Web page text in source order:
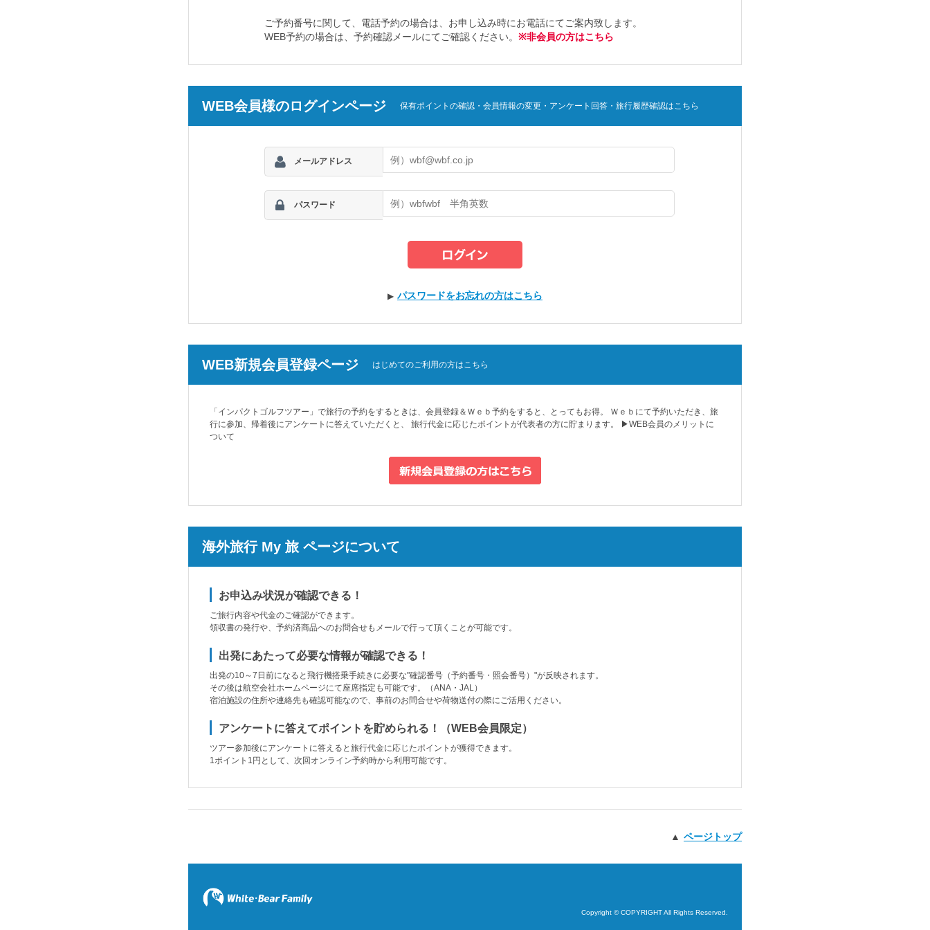
ご予約番号に関して、電話予約の場合は、お申し込み時にお電話にてご案内致します。
WEB予約の場合は、予約確認メールにてご確認ください。 ※非会員の方はこちら
WEB会員様のログインページ 保有ポイントの確認・会員情報の変更・アンケート回答・旅行履歴確認はこちら
メールアドレス
パスワード
▶ パスワードをお忘れの方はこちら
WEB新規会員登録ページ はじめてのご利用の方はこちら
「インパクトゴルフツアー」で旅行の予約をするときは、会員登録＆Ｗｅｂ予約をすると、とってもお得。 Ｗｅｂにて予約いただき、旅
行に参加、帰着後にアンケートに答えていただくと、 旅行代金に応じたポイントが代表者の方に貯まります。 ▶WEB会員のメリットに
ついて
海外旅行 My 旅 ページについて
お申込み状況が確認できる！
ご旅行内容や代金のご確認ができます。
領収書の発行や、予約済商品へのお問合せもメールで行って頂くことが可能です。
出発にあたって必要な情報が確認できる！
出発の10～7日前になると飛行機搭乗手続きに必要な"確認番号（予約番号・照会番号）"が反映されます。
その後は航空会社ホームページにて座席指定も可能です。（ANA・JAL）
宿泊施設の住所や連絡先も確認可能なので、事前のお問合せや荷物送付の際にご活用ください。
アンケートに答えてポイントを貯められる！（WEB会員限定）
ツアー参加後にアンケートに答えると旅行代金に応じたポイントが獲得できます。
1ポイント1円として、次回オンライン予約時から利用可能です。
▲ ページトップ
Copyright © COPYRIGHT All Rights Reserved.